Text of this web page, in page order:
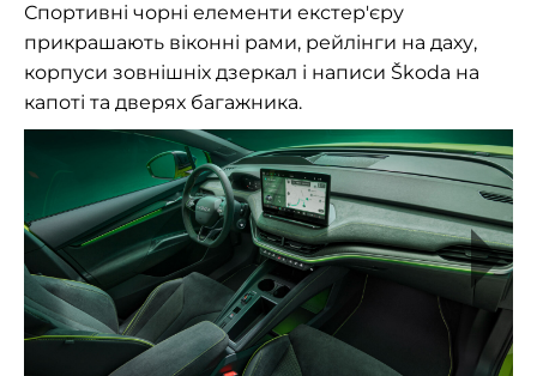
Спортивні чорні елементи екстер'єру
прикрашають віконні рами, рейлінги на даху,
корпуси зовнішніх дзеркал і написи Škoda на
капоті та дверях багажника.